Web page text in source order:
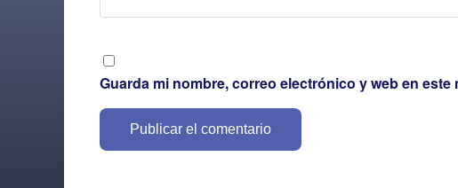
Guarda mi nombre, correo electrónico y web en